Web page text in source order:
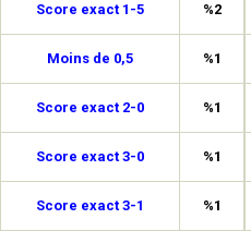
Score exact 1-5 %2
Moins de 0,5 %1
Score exact 2-0 %1
Score exact 3-0 %1
Score exact 3-1 %1